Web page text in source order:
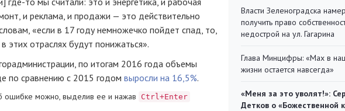
и реклама, и продажи — это действительно
«если в 17 году немножечко пойдет спад, то,
этих отраслях будут понижаться».
по итогам 2016 года объемы
по сравнению с 2015 годом выросли на 16,5%.
ошибке можно, выделив ее и нажав Ctrl+Enter
Власти Зеленоградска
получить право
недострой на ул. Гагарина
Глава Минцифры: «Мах в
жизни остается навсегда»
«Меня за это уволят!»:
Детков о «Божественной